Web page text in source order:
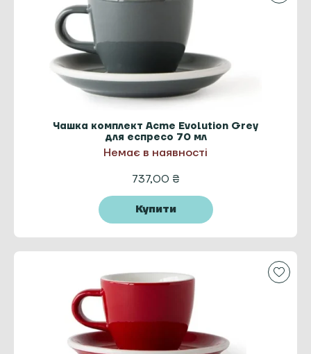
Чашка комплект Acme Evolution Grey
для еспресо 70 мл
Немає в наявності
737,00 ₴
Купити